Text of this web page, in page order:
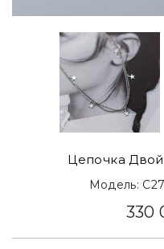
Цепочка
Модель:
330